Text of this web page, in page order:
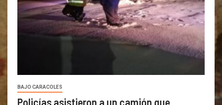
BAJO CARACOLES
Policías asistieron a un camión que